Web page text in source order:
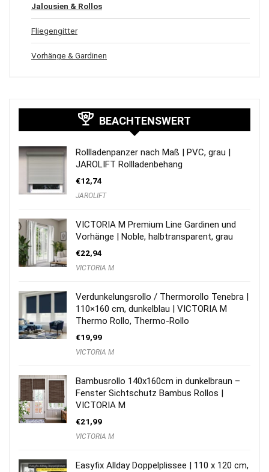
Jalousien & Rollos
Fliegengitter
Vorhänge & Gardinen
BEACHTENSWERT
Rollladenpanzer nach Maß | PVC, grau |
JAROLIFT Rollladenbehang
€12,74
JAROLIFT
VICTORIA M Premium Line Gardinen und
Vorhänge | Noble, halbtransparent, grau
€22,94
VICTORIA M
Verdunkelungsrollo / Thermorollo Tenebra |
110×160 cm, dunkelblau | VICTORIA M
Thermo Rollo, Thermo-Rollo
€19,99
VICTORIA M
Bambusrollo 140x160cm in dunkelbraun –
Fenster Sichtschutz Bambus Rollos |
VICTORIA M
€21,99
VICTORIA M
Easyfix Allday Doppelplissee | 110 x 120 cm,